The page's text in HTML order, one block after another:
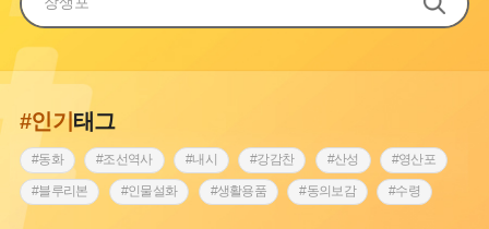
#인기태그
#동화 #조선역사 #내시 #강감찬 #산성 #영산포
#블루리본 #인물설화 #생활용품 #동의보감 #수령